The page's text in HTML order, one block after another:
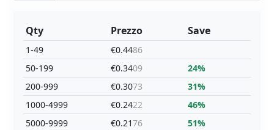
Qty
1-49
50-199
200-999
1000-4999
5000-9999
Prezzo
€0.4486
€0.3409
€0.3073
€0.2422
€0.2176
Save
24%
31%
46%
51%